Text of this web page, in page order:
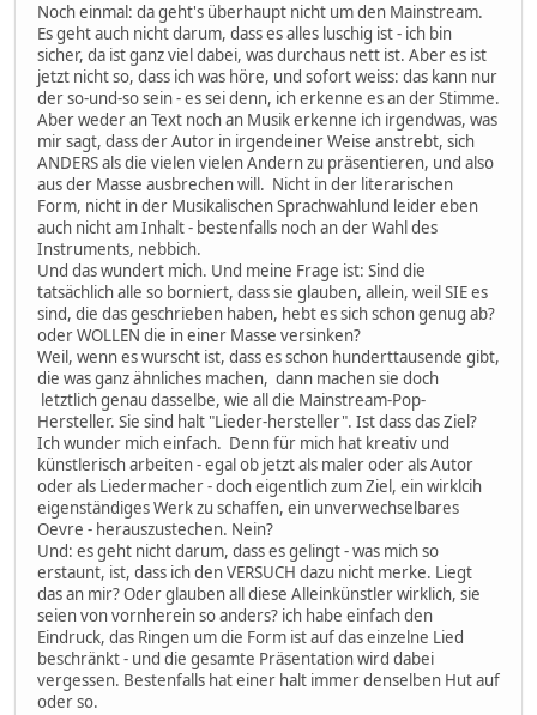
Noch einmal: da geht's überhaupt nicht um den Mainstream.
Es geht auch nicht darum, dass es alles luschig ist - ich bin
sicher, da ist ganz viel dabei, was durchaus nett ist. Aber es ist
jetzt nicht so, dass ich was höre, und sofort weiss: das kann nur
der so-und-so sein - es sei denn, ich erkenne es an der Stimme.
Aber weder an Text noch an Musik erkenne ich irgendwas, was
mir sagt, dass der Autor in irgendeiner Weise anstrebt, sich
ANDERS als die vielen vielen Andern zu präsentieren, und also
aus der Masse ausbrechen will. Nicht in der literarischen
Form, nicht in der Musikalischen Sprachwahlund leider eben
auch nicht am Inhalt - bestenfalls noch an der Wahl des
Instruments, nebbich.
Und das wundert mich. Und meine Frage ist: Sind die
tatsächlich alle so borniert, dass sie glauben, allein, weil SIE es
sind, die das geschrieben haben, hebt es sich schon genug ab?
oder WOLLEN die in einer Masse versinken?
Weil, wenn es wurscht ist, dass es schon hunderttausende gibt,
die was ganz ähnliches machen, dann machen sie doch
letztlich genau dasselbe, wie all die Mainstream-Pop-
Hersteller. Sie sind halt "Lieder-hersteller". Ist dass das Ziel?
Ich wunder mich einfach. Denn für mich hat kreativ und
künstlerisch arbeiten - egal ob jetzt als maler oder als Autor
oder als Liedermacher - doch eigentlich zum Ziel, ein wirklcih
eigenständiges Werk zu schaffen, ein unverwechselbares
Oevre - herauszustechen. Nein?
Und: es geht nicht darum, dass es gelingt - was mich so
erstaunt, ist, dass ich den VERSUCH dazu nicht merke. Liegt
das an mir? Oder glauben all diese Alleinkünstler wirklich, sie
seien von vornherein so anders? ich habe einfach den
Eindruck, das Ringen um die Form ist auf das einzelne Lied
beschränkt - und die gesamte Präsentation wird dabei
vergessen. Bestenfalls hat einer halt immer denselben Hut auf
oder so.